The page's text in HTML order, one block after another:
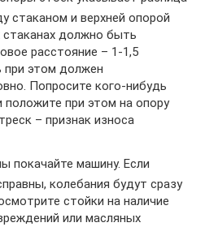
стаканом и верхней опорой
стаканах должно быть
расстояние – 1-1,5
при этом должен
Попросите кого-нибудь
положите при этом на опору
– признак износа
покачайте машину. Если
колебания будут сразу
стойки на наличие
или масляных